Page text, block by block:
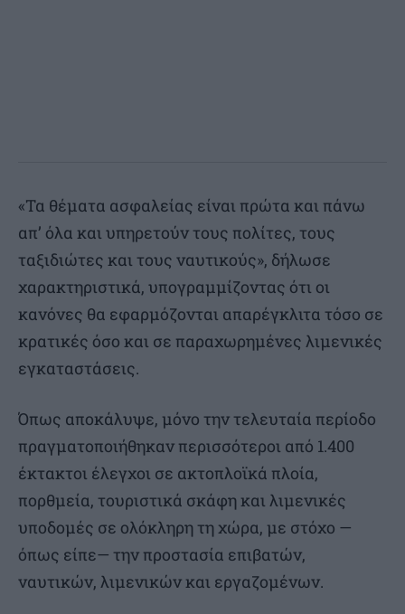
«Τα θέματα ασφαλείας είναι πρώτα και πάνω
απ’ όλα και υπηρετούν τους πολίτες, τους
ταξιδιώτες και τους ναυτικούς», δήλωσε
χαρακτηριστικά, υπογραμμίζοντας ότι οι
κανόνες θα εφαρμόζονται απαρέγκλιτα τόσο σε
κρατικές όσο και σε παραχωρημένες λιμενικές
εγκαταστάσεις.
Όπως αποκάλυψε, μόνο την τελευταία περίοδο
πραγματοποιήθηκαν περισσότεροι από 1.400
έκτακτοι έλεγχοι σε ακτοπλοϊκά πλοία,
πορθμεία, τουριστικά σκάφη και λιμενικές
υποδομές σε ολόκληρη τη χώρα, με στόχο —
όπως είπε— την προστασία επιβατών,
ναυτικών, λιμενικών και εργαζομένων.